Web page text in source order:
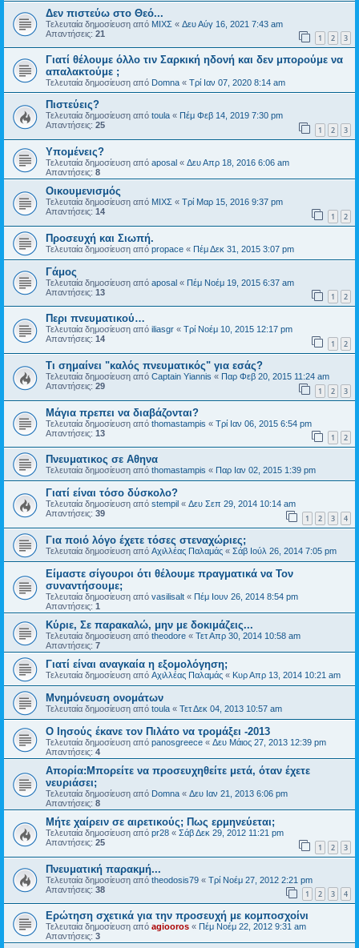
Δεν πιστεύω στο Θεό...
Τελευταία δημοσίευση από ΜΙΧΣ « Δευ Αύγ 16, 2021 7:43 am
Απαντήσεις: 21 1 2 3
Γιατί θέλουμε όλλο τιν Σαρκική ηδονή και δεν μπορούμε να
απαλακτούμε ;
Τελευταία δημοσίευση από Domna « Τρί Ιαν 07, 2020 8:14 am
Πιστεύεις?
Τελευταία δημοσίευση από toula « Πέμ Φεβ 14, 2019 7:30 pm
Απαντήσεις: 25 1 2 3
Υπομένεις?
Τελευταία δημοσίευση από aposal « Δευ Απρ 18, 2016 6:06 am
Απαντήσεις: 8
Οικουμενισμός
Τελευταία δημοσίευση από ΜΙΧΣ « Τρί Μαρ 15, 2016 9:37 pm
Απαντήσεις: 14 1 2
Προσευχή και Σιωπή.
Τελευταία δημοσίευση από propace « Πέμ Δεκ 31, 2015 3:07 pm
Γάμος
Τελευταία δημοσίευση από aposal « Πέμ Νοέμ 19, 2015 6:37 am
Απαντήσεις: 13 1 2
Περι πνευματικού…
Τελευταία δημοσίευση από iliasgr « Τρί Νοέμ 10, 2015 12:17 pm
Απαντήσεις: 14 1 2
Τι σημαίνει "καλός πνευματικός" για εσάς?
Τελευταία δημοσίευση από Captain Yiannis « Παρ Φεβ 20, 2015 11:24 am
Απαντήσεις: 29 1 2 3
Μάγια πρεπει να διαβάζονται?
Τελευταία δημοσίευση από thomastampis « Τρί Ιαν 06, 2015 6:54 pm
Απαντήσεις: 13 1 2
Πνευματικος σε Αθηνα
Τελευταία δημοσίευση από thomastampis « Παρ Ιαν 02, 2015 1:39 pm
Γιατί είναι τόσο δύσκολο?
Τελευταία δημοσίευση από stempil « Δευ Σεπ 29, 2014 10:14 am
Απαντήσεις: 39 1 2 3 4
Για ποιό λόγο έχετε τόσες στεναχώριες;
Τελευταία δημοσίευση από Αχιλλέας Παλαμάς « Σάβ Ιούλ 26, 2014 7:05 pm
Είμαστε σίγουροι ότι θέλουμε πραγματικά να Τον
συναντήσουμε;
Τελευταία δημοσίευση από vasilisalt « Πέμ Ιουν 26, 2014 8:54 pm
Απαντήσεις: 1
Κύριε, Σε παρακαλώ, μην με δοκιμάζεις...
Τελευταία δημοσίευση από theodore « Τετ Απρ 30, 2014 10:58 am
Απαντήσεις: 7
Γιατί είναι αναγκαία η εξομολόγηση;
Τελευταία δημοσίευση από Αχιλλέας Παλαμάς « Κυρ Απρ 13, 2014 10:21 am
Μνημόνευση ονομάτων
Τελευταία δημοσίευση από toula « Τετ Δεκ 04, 2013 10:57 am
Ο Ιησούς έκανε τον Πιλάτο να τρομάξει -2013
Τελευταία δημοσίευση από panosgreece « Δευ Μάιος 27, 2013 12:39 pm
Απαντήσεις: 4
Απορία:Μπορείτε να προσευχηθείτε μετά, όταν έχετε
νευριάσει;
Τελευταία δημοσίευση από Domna « Δευ Ιαν 21, 2013 6:06 pm
Απαντήσεις: 8
Μήτε χαίρειν σε αιρετικούς; Πως ερμηνεύεται;
Τελευταία δημοσίευση από pr28 « Σάβ Δεκ 29, 2012 11:21 pm
Απαντήσεις: 25 1 2 3
Πνευματική παρακμή...
Τελευταία δημοσίευση από theodosis79 « Τρί Νοέμ 27, 2012 2:21 pm
Απαντήσεις: 38 1 2 3 4
Ερώτηση σχετικά για την προσευχή με κομποσχοίνι
Τελευταία δημοσίευση από agiooros « Πέμ Νοέμ 22, 2012 9:31 am
Απαντήσεις: 3